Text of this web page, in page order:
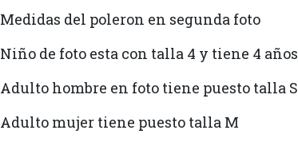
Medidas del poleron en segunda foto
Niño de foto esta con talla 4 y tiene 4 años
Adulto hombre en foto tiene puesto talla S
Adulto mujer tiene puesto talla M